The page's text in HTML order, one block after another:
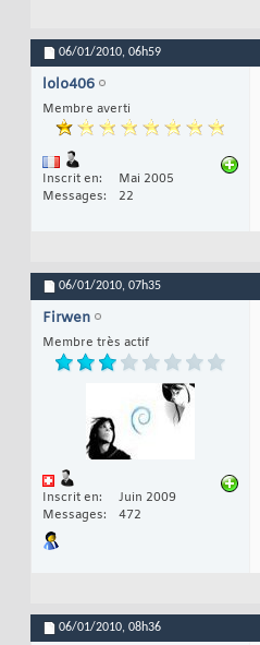
06/01/2010, 06h59
lolo406
Membre averti
Inscrit en
Mai 2005
Messages
22
06/01/2010, 07h35
Firwen
Membre très actif
Inscrit en
Juin 2009
Messages
472
06/01/2010, 08h36